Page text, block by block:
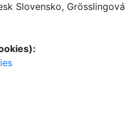
Slovensko, Grösslingová